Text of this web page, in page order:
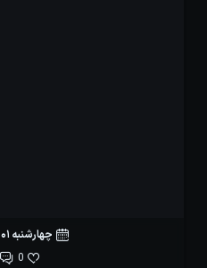
چهارشنبه 01 آبان 1392
0